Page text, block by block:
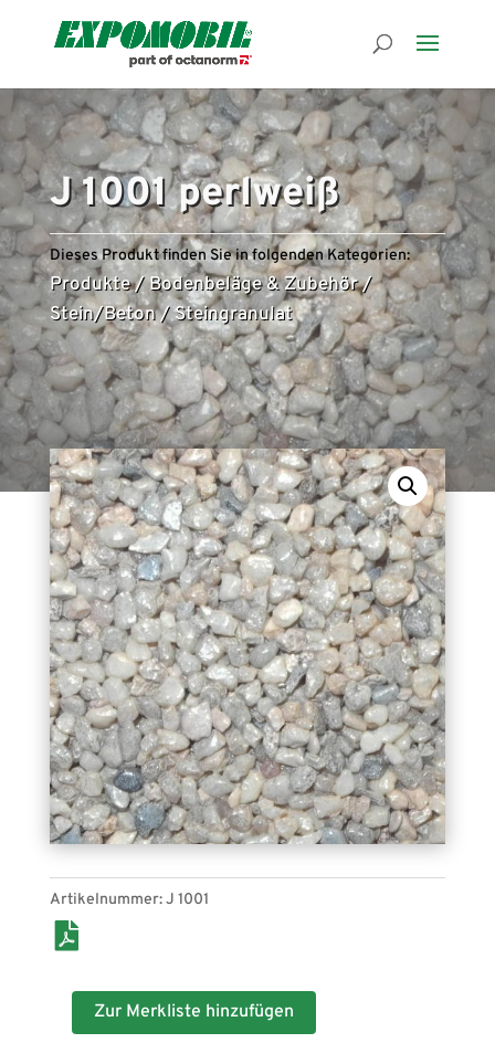
J 1001 perlweiß
Dieses Produkt finden Sie in folgenden Kategorien:
Produkte/Bodenbeläge & Zubehör/
Stein/Beton/Steingranulat
Steingranulat J 1001 (perlweiß).
Epoxidharzgebunder Kiesel, für den Indoor- und
Outdoor-Bereich geeignet.
Artikelnummer:J 1001
Zur Merkliste hinzufügen